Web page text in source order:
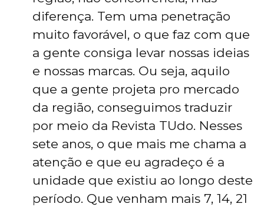
diferença. Tem uma penetração
muito favorável, o que faz com que
a gente consiga levar nossas ideias
e nossas marcas. Ou seja, aquilo
que a gente projeta pro mercado
da região, conseguimos traduzir
por meio da Revista TUdo. Nesses
sete anos, o que mais me chama a
atenção e que eu agradeço é a
unidade que existiu ao longo deste
período. Que venham mais 7, 14, 21